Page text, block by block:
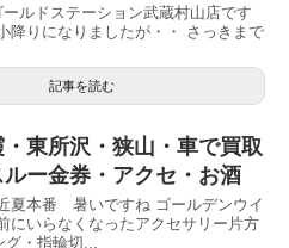
ルドステーション武蔵村山店です
降りになりましたが・・ さっきまで
記事を読む
東所沢・狭山・車で買取
ルー金券・アクセ・お酒
夏本番 暑いですね ゴールデンウイ
にいらなくなったアクセサリー片方
グ・指輪切...